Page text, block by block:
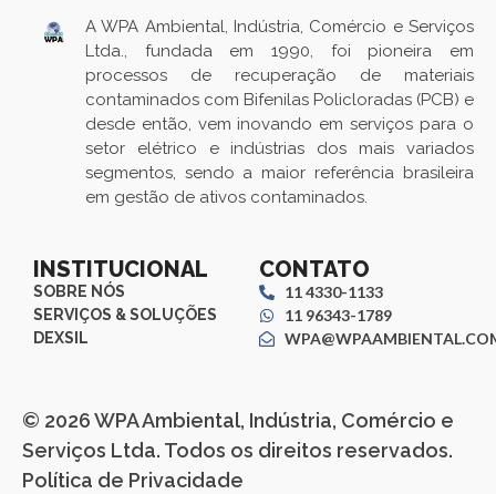
A WPA Ambiental, Indústria, Comércio e Serviços
Ltda., fundada em 1990, foi pioneira em
processos de recuperação de materiais
contaminados com Bifenilas Policloradas (PCB) e
desde então, vem inovando em serviços para o
setor elétrico e indústrias dos mais variados
segmentos, sendo a maior referência brasileira
em gestão de ativos contaminados.
INSTITUCIONAL
SOBRE NÓS
SERVIÇOS & SOLUÇÕES
DEXSIL
CONTATO
11 4330-1133
11 96343-1789
© 2026 WPA Ambiental, Indústria, Comércio e
Serviços Ltda. Todos os direitos reservados.
Política de Privacidade